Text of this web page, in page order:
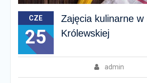
CZE
25
Zajęcia kulinarne w
Królewskiej
admin